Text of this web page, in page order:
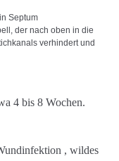
Septum
der nach oben in die
verhindert und
4 bis 8 Wochen.
, wildes